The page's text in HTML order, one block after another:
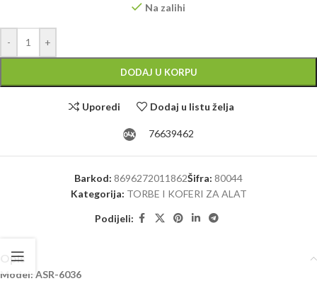
Na zalihi
- +
DODAJ U KORPU
Uporedi Dodaj u listu želja
76639462
Barkod: 8696272011862Šifra: 80044
Kategorija: TORBE I KOFERI ZA ALAT
Podijeli:
Opis
Model: ASR-6036